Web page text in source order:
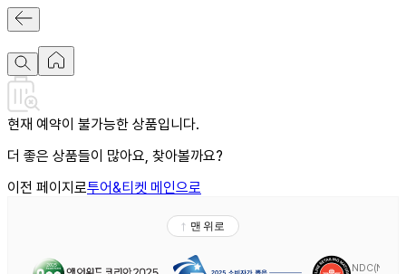
현재 예약이 불가능한 상품입니다.
더 좋은 상품들이 많아요, 찾아볼까요?
이전 페이지로투어&티켓 메인으로